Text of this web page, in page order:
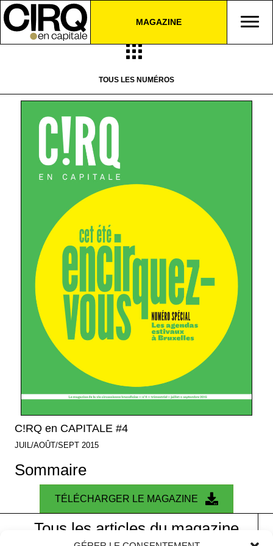
MAGAZINE
TOUS LES NUMÉROS
C!RQ en CAPITALE #4
JUIL/AOÛT/SEPT 2015
Sommaire
TÉLÉCHARGER LE MAGAZINE
Tous les articles du magazine